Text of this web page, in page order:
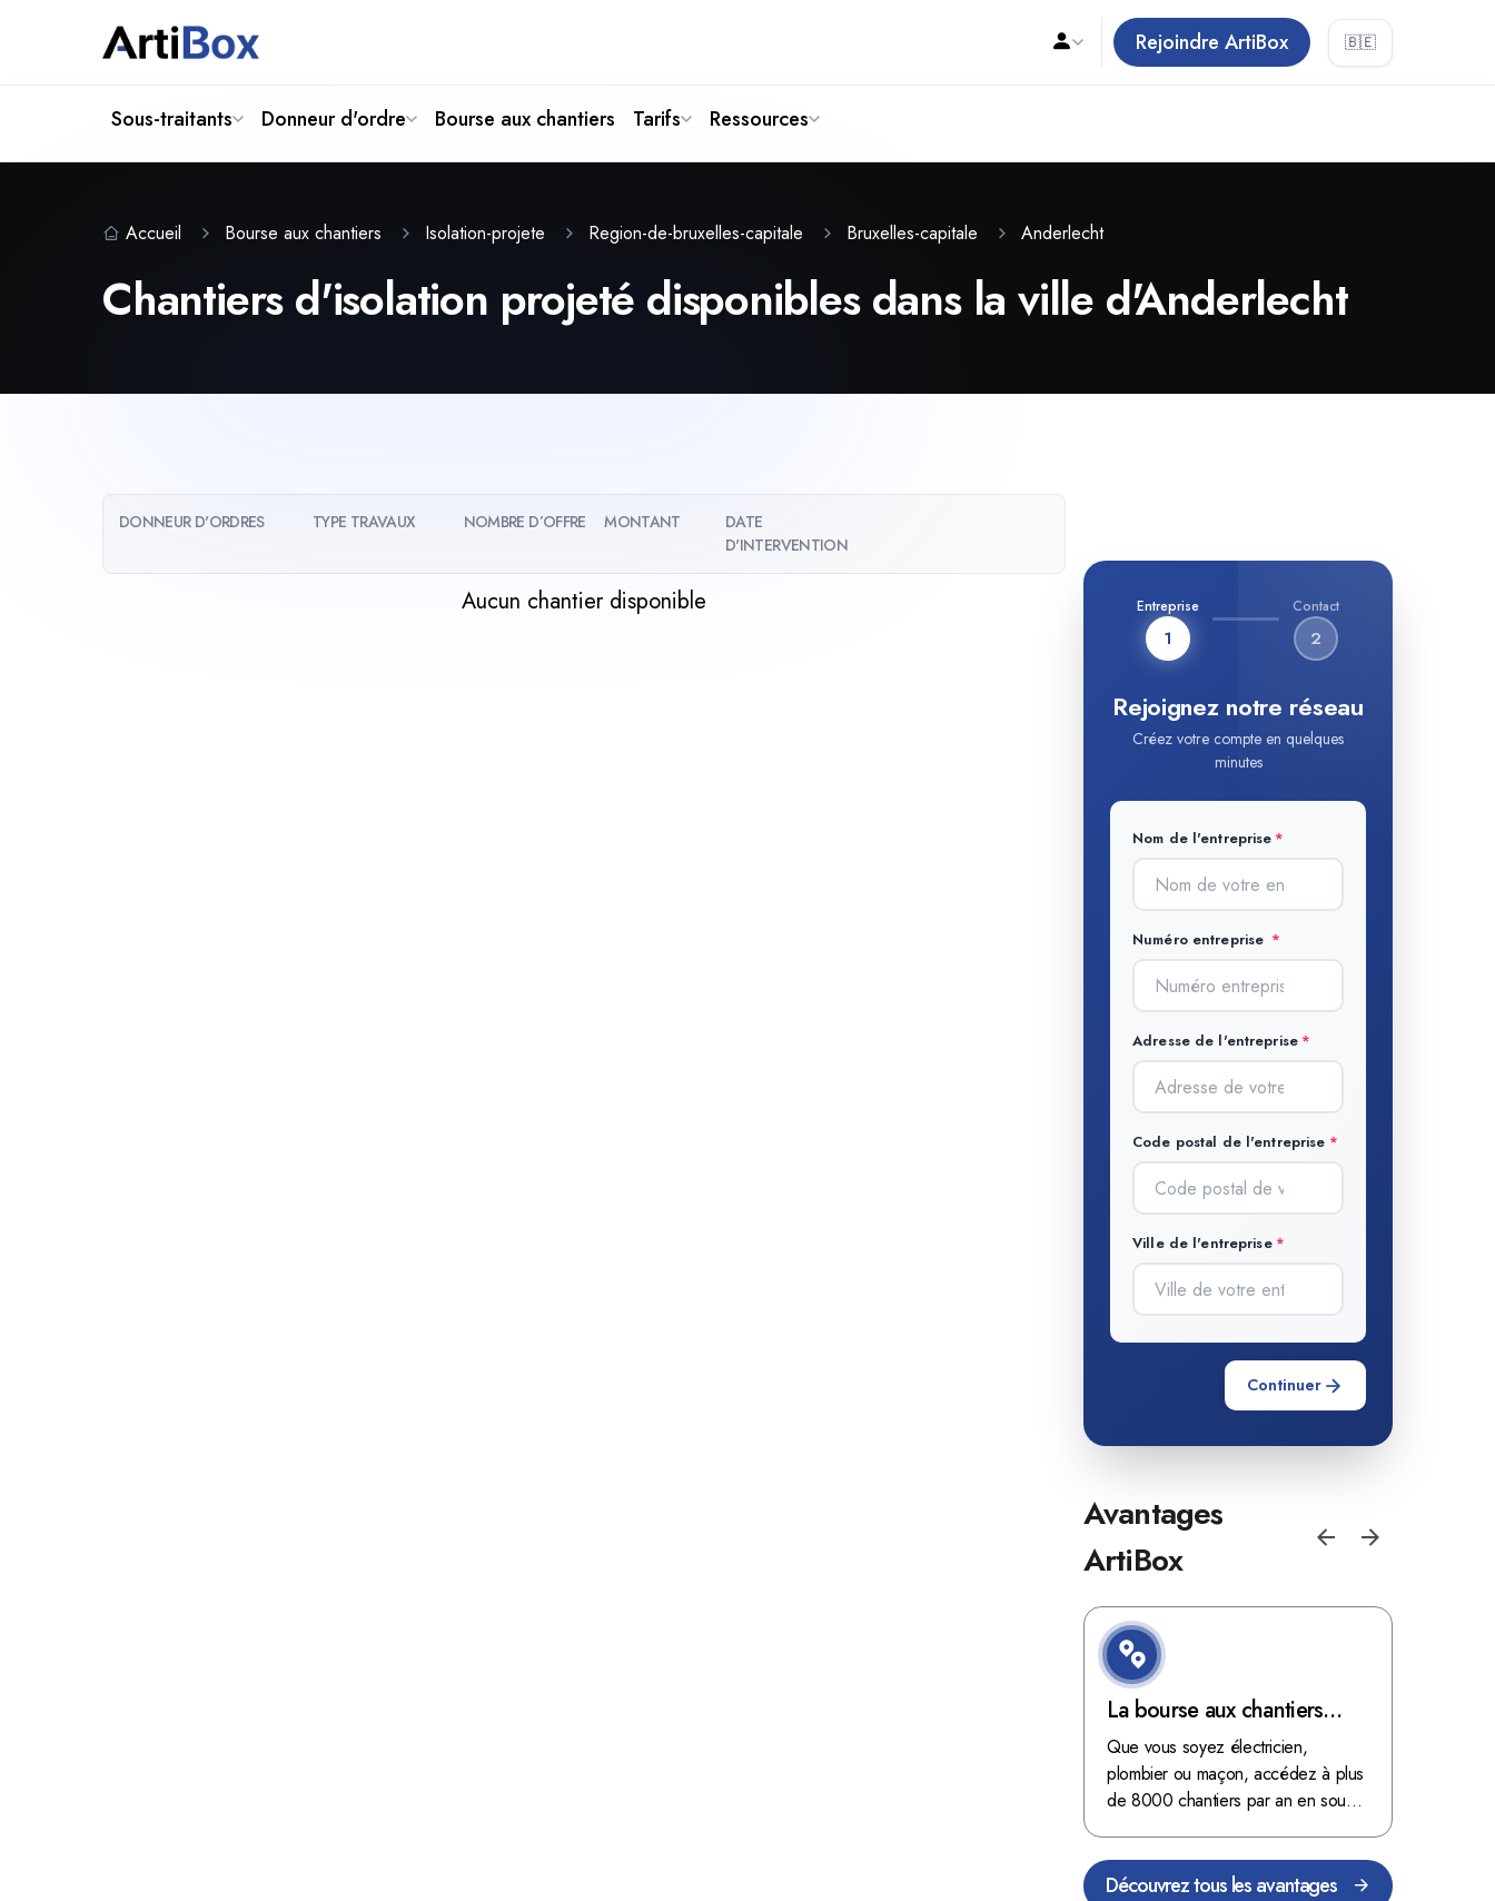
Rejoindre ArtiBox 🇧🇪
Sous-traitants Donneur d'ordre Bourse aux chantiers Tarifs Ressources
Accueil Bourse aux chantiers Isolation-projete Region-de-bruxelles-capitale Bruxelles-capitale Anderlecht
Chantiers d'isolation projeté disponibles dans la ville d'Anderlecht
DONNEUR D'ORDRES TYPE TRAVAUX NOMBRE D’OFFRE MONTANT
DATE
D'INTERVENTION
Aucun chantier disponible Entreprise
1
Contact
2
Rejoignez notre réseau
Créez votre compte en quelques
minutes
Nom de l'entreprise
Numéro entreprise
Adresse de l'entreprise
Code postal de l'entreprise
Ville de l'entreprise
Continuer
Avantages
ArtiBox
La bourse aux chantiers
d'ArtiBox Belgique, véritable
mine d'or !
Que vous soyez électricien,
plombier ou maçon, accédez à plus
de 8000 chantiers par an en sous-
Découvrez tous les avantages